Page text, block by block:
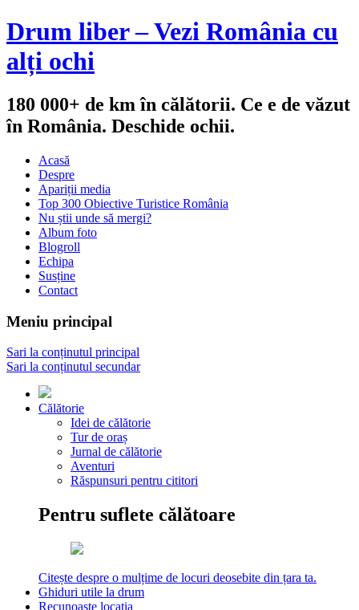
Drum liber – Vezi România cu
alți ochi
180 000+ de km în călătorii. Ce e de văzut
în România. Deschide ochii.
Acasă
Despre
Apariții media
Top 300 Obiective Turistice România
Nu știi unde să mergi?
Album foto
Blogroll
Echipa
Susține
Contact
Meniu principal
Sari la conținutul principal
Sari la conținutul secundar
Călătorie
Idei de călătorie
Tur de oraș
Jurnal de călătorie
Aventuri
Răspunsuri pentru cititori
Pentru suflete călătoare
Citește despre o mulțime de locuri deosebite din țara ta.
Ghiduri utile la drum
Recunoaște locația